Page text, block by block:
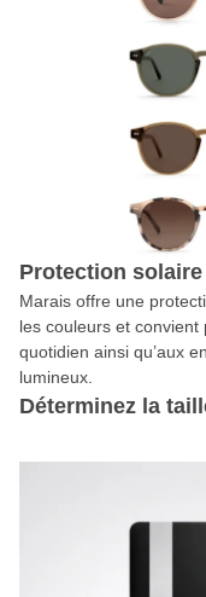
Protection
Marais offre une
les couleurs et convient
quotidien ainsi qu’aux
lumineux.
Déterminez la